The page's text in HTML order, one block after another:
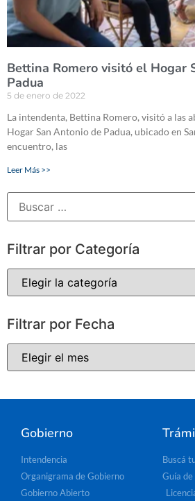
Bettina Romero visitó el Hogar
Padua
5 de enero de 2022
La intendenta, Bettina Romero, visitó a las
Hogar San Antonio de Padua, ubicado en
encuentro, las
Leer Más >>
Filtrar por Categoría
Filtrar por Fecha
Gobierno
Intendencia
Organigrama de Gobierno
Gobierno Abierto
Buscá
Guía